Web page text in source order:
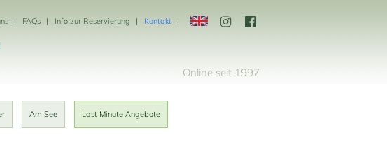
FAQs Info zur Reservierung Kontakt
Online seit 1997
Am See Last Minute Angebote